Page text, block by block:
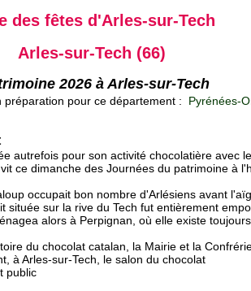
des fêtes d'Arles-sur-Tech
Arles-sur-Tech (66)
2026 à Arles-sur-Tech
préparation pour ce département :
Pyrénées-
autrefois pour son activité chocolatière avec
ce dimanche des Journées du patrimoine à
occupait bon nombre d'Arlésiens avant
située sur la rive du Tech fut entièrement
alors à Perpignan, où elle existe
du chocolat catalan, la Mairie et la
à Arles-sur-Tech, le salon du chocolat
public